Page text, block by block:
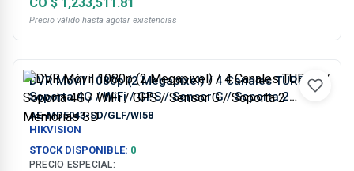
Precio válido hasta agotar existencias
DVR Móvil 1080p (2 Megapixel) / 4 Canales TURBO /
Soporta 4G / WiFi / GPS / Sensor G / Soporta 2
Memorias SD
AE-MD5043-SD/GLF/WI58
HIKVISION
STOCK DISPONIBLE: 0
PRECIO ESPECIAL: